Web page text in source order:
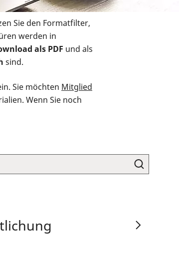
Sie den Formatfilter,
werden in
als PDF und als
sind.
Sie möchten Mitglied
Wenn Sie noch